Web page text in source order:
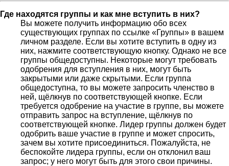
Где находятся группы и как мне вступить в них?
Вы можете получить информацию обо всех
существующих группах по ссылке «Группы» в вашем
личном разделе. Если вы хотите вступить в одну из
них, нажмите соответствующую кнопку. Однако не все
группы общедоступны. Некоторые могут требовать
одобрения для вступления в них, могут быть
закрытыми или даже скрытыми. Если группа
общедоступна, то вы можете запросить членство в
ней, щёлкнув по соответствующей кнопке. Если
требуется одобрение на участие в группе, вы можете
отправить запрос на вступление, щёлкнув по
соответствующей кнопке. Лидер группы должен будет
одобрить ваше участие в группе и может спросить,
зачем вы хотите присоединиться. Пожалуйста, не
беспокойте лидера группы, если он отклонил ваш
запрос; у него могут быть для этого свои причины.